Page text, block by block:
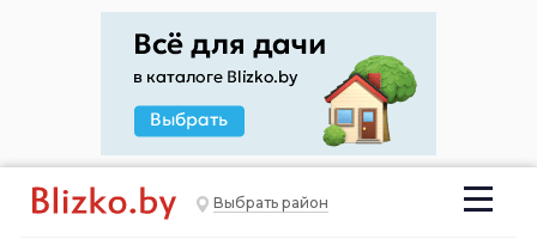
Выбрать район